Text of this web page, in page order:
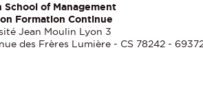
School of Management
Formation Continue
Jean Moulin Lyon 3
des Frères Lumière - CS 78242 -